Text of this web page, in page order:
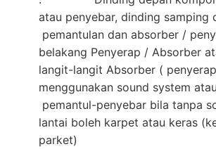
atau penyebar, dinding samping
pemantulan dan absorber /
belakang Penyerap / Absorber
langit-langit Absorber (
menggunakan sound system
pemantul-penyebar bila tanpa
lantai boleh karpet atau keras
parket)